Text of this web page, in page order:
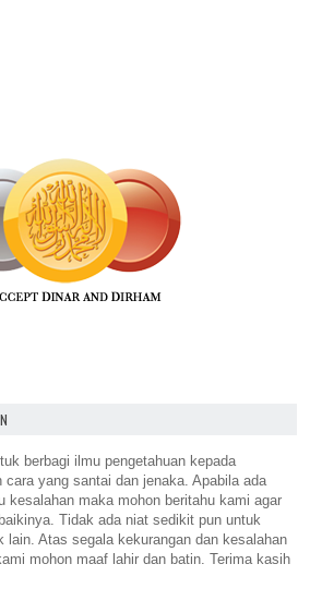
berbagi ilmu pengetahuan kepada
cara yang santai dan jenaka. Apabila ada
kesalahan maka mohon beritahu kami agar
Tidak ada niat sedikit pun untuk
lain. Atas segala kekurangan dan kesalahan
mohon maaf lahir dan batin. Terima kasih